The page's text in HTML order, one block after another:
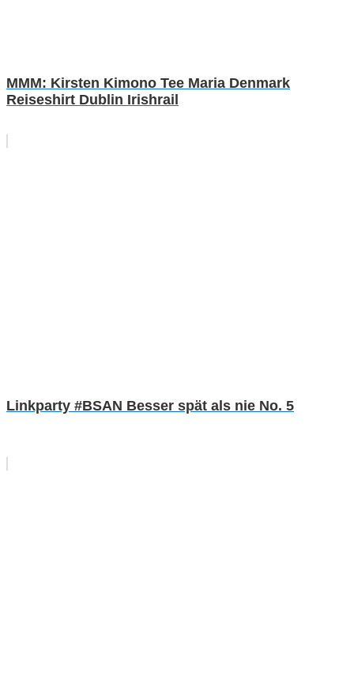
MMM: Kirsten Kimono Tee Maria Denmark
Reiseshirt Dublin Irishrail
Linkparty #BSAN Besser spät als nie No. 5